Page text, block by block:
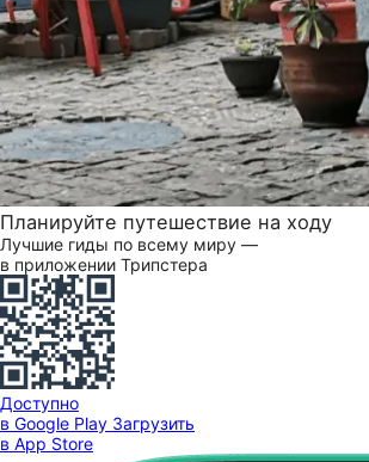
Планируйте путешествие на ходу
Лучшие гиды по всему миру —
в приложении Трипстера
Доступно
в Google Play Загрузить
в App Store